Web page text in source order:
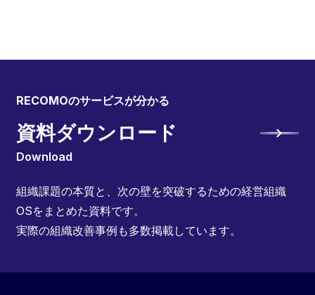
RECOMOのサービスが分かる
資料ダウンロード
Download
組織課題の本質と、次の壁を突破するための経営組織
OSをまとめた資料です。
実際の組織改善事例も多数掲載しています。